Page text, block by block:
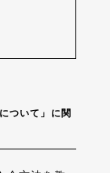
ついて」に関